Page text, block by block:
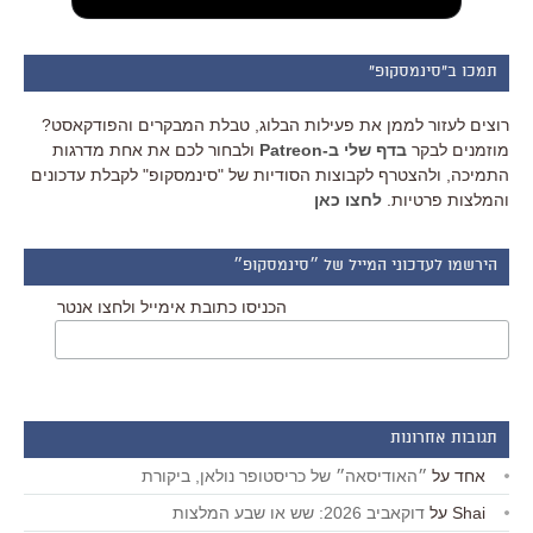
תמכו ב"סינמסקופ"
רוצים לעזור לממן את פעילות הבלוג, טבלת המבקרים והפודקאסט?
מוזמנים לבקר בדף שלי ב-Patreon
ולבחור לכם את אחת מדרגות
התמיכה, ולהצטרף לקבוצות הסודיות של "סינמסקופ" לקבלת עדכונים
והמלצות פרטיות. לחצו כאן
הירשמו לעדכוני המייל של ״סינמסקופ״
הכניסו כתובת אימייל ולחצו אנטר
תגובות אחרונות
אחד על ״האודיסאה״ של כריסטופר נולאן, ביקורת
Shai על דוקאביב 2026: שש או שבע המלצות